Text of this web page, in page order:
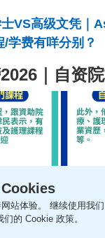
VS高级文凭｜
学费有咩分别？
｜自资
站体验。 继续使用我们
的 Cookie 政策。